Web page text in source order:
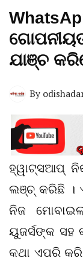
ଯାଞ୍ଚ
By
ହ୍ୱାଟ୍ସଆପ୍
ଲଞ୍ଚ୍ କରିଛି ।
ନିଜ
ୟୁଜର୍ସଙ୍କ ସହ
କଥା ଏପରି